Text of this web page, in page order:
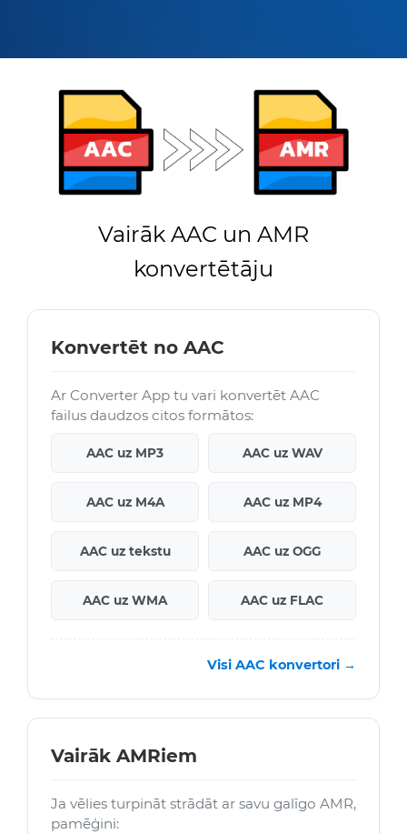
Vairāk AAC un AMR
konvertētāju
Konvertēt no AAC
Ar Converter App tu vari konvertēt AAC
failus daudzos citos formātos:
AAC uz MP3 AAC uz WAV
AAC uz M4A AAC uz MP4
AAC uz tekstu AAC uz OGG
AAC uz WMA AAC uz FLAC
Visi AAC konvertori →
Vairāk AMRiem
Ja vēlies turpināt strādāt ar savu galīgo AMR,
pamēģini: